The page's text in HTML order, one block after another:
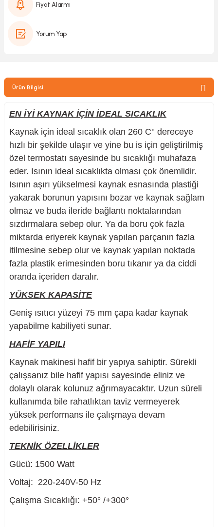
ve Lehim Teli
Fiyat Alarmı
Yorum Yap
Ürün Bilgisi
EN İYİ KAYNAK İÇİN İDEAL SICAKLIK
Kaynak için ideal sıcaklık olan 260 C° dereceye
hızlı bir şekilde ulaşır ve yine bu is için geliştirilmiş
özel termostatı sayesinde bu sıcaklığı muhafaza
eder. Isının ideal sıcaklıkta olması çok önemlidir.
Isının aşırı yükselmesi kaynak esnasında plastiği
yakarak borunun yapısını bozar ve kaynak sağlam
olmaz ve buda ileride bağlantı noktalarından
sızdırmalara sebep olur. Ya da boru çok fazla
miktarda eriyerek kaynak yapılan parçanın fazla
itilmesine sebep olur ve kaynak yapılan noktada
fazla plastik erimesinden boru tıkanır ya da ciddi
oranda içeriden daralır.
YÜKSEK KAPASİTE
Geniş ısıtıcı yüzeyi 75 mm çapa kadar kaynak
yapabilme kabiliyeti sunar.
HAFİF YAPILI
Kaynak makinesi hafif bir yapıya sahiptir. Sürekli
çalışsanız bile hafif yapısı sayesinde eliniz ve
dolaylı olarak kolunuz ağrımayacaktır. Uzun süreli
kullanımda bile rahatlıktan taviz vermeyerek
yüksek performans ile çalışmaya devam
edebilirisiniz.
TEKNİK ÖZELLİKLER
Gücü: 1500 Watt
Voltaj: 220-240V-50 Hz
Çalışma Sıcaklığı: +50° /+300°